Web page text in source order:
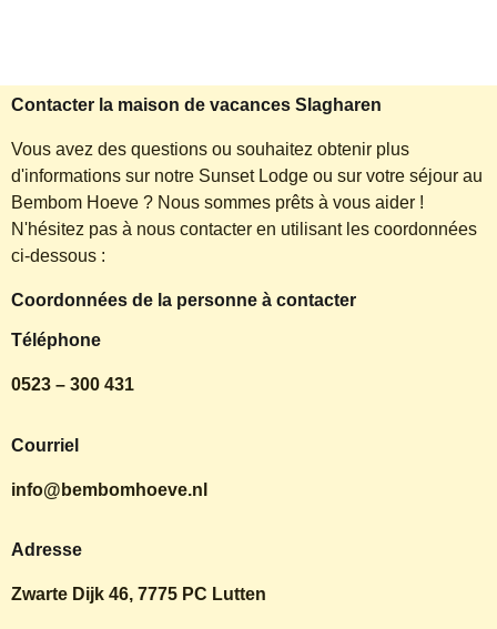
Contacter la maison de vacances Slagharen
Vous avez des questions ou souhaitez obtenir plus
d'informations sur notre Sunset Lodge ou sur votre séjour au
Bembom Hoeve ? Nous sommes prêts à vous aider !
N'hésitez pas à nous contacter en utilisant les coordonnées
ci-dessous :
Coordonnées de la personne à contacter
Téléphone
0523 – 300 431
Courriel
info@bembomhoeve.nl
Adresse
Zwarte Dijk 46, 7775 PC Lutten